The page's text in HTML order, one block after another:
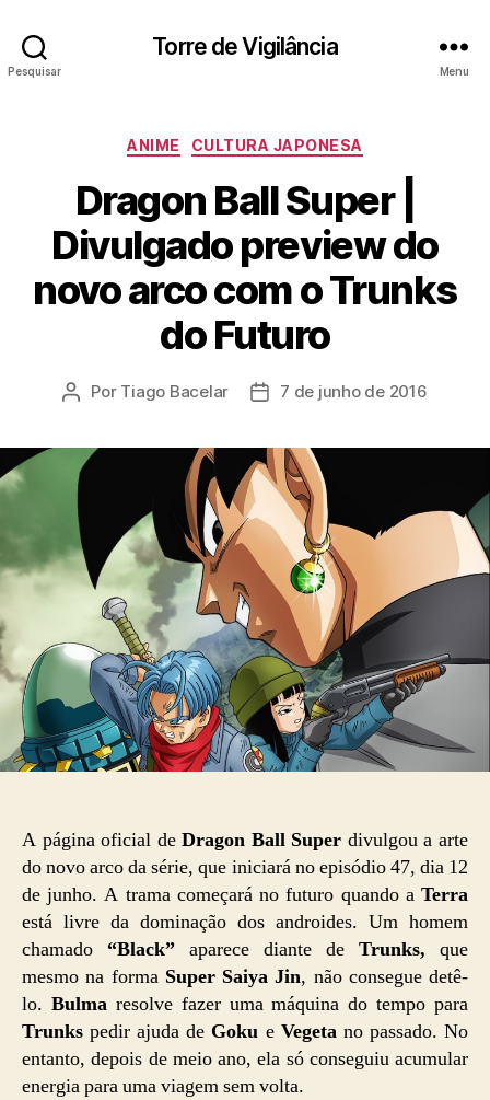
Pesquisar
Torre de Vigilância
Menu
Categorias
ANIME CULTURA JAPONESA
Dragon Ball Super |
Divulgado preview do
novo arco com o Trunks
do Futuro
Autor
Por Tiago Bacelar
Data7 de junho de 2016
A página oficial deDragon Ball Super divulgou a arte
do novo arco da série, que iniciará no episódio 47, dia 12
de junho. A trama começará no futuro quando a Terra
está livre da dominação dos androides. Um homem
chamado “Black” aparece diante de Trunks, que
mesmo na forma Super Saiya Jin, não consegue detê-
lo. Bulmaresolve fazer uma máquina do tempo para
Trunks pedir ajuda de Goku e Vegetano passado. No
entanto, depois de meio ano, ela só conseguiu acumular
energia para uma viagem sem volta.